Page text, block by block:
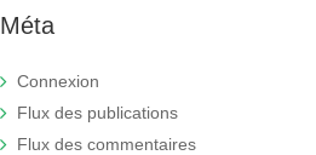
Méta
Connexion
Flux des publications
Flux des commentaires